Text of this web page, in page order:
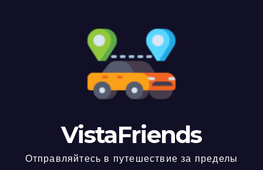
VistaFriends
Отправляйтесь в путешествие за пределы